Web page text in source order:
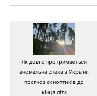
Як довго протримається
аномальна спека в Україні:
прогноз синоптиків до
кінця літа